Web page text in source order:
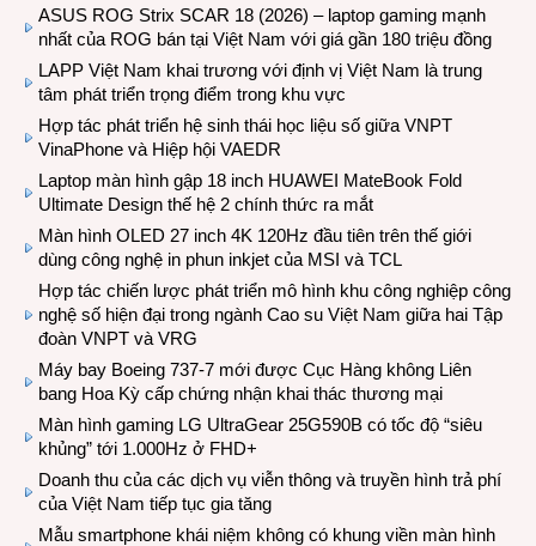
ASUS ROG Strix SCAR 18 (2026) – laptop gaming mạnh
nhất của ROG bán tại Việt Nam với giá gần 180 triệu đồng
LAPP Việt Nam khai trương với định vị Việt Nam là trung
tâm phát triển trọng điểm trong khu vực
Hợp tác phát triển hệ sinh thái học liệu số giữa VNPT
VinaPhone và Hiệp hội VAEDR
Laptop màn hình gập 18 inch HUAWEI MateBook Fold
Ultimate Design thế hệ 2 chính thức ra mắt
Màn hình OLED 27 inch 4K 120Hz đầu tiên trên thế giới
dùng công nghệ in phun inkjet của MSI và TCL
Hợp tác chiến lược phát triển mô hình khu công nghiệp công
nghệ số hiện đại trong ngành Cao su Việt Nam giữa hai Tập
đoàn VNPT và VRG
Máy bay Boeing 737-7 mới được Cục Hàng không Liên
bang Hoa Kỳ cấp chứng nhận khai thác thương mại
Màn hình gaming LG UltraGear 25G590B có tốc độ “siêu
khủng” tới 1.000Hz ở FHD+
Doanh thu của các dịch vụ viễn thông và truyền hình trả phí
của Việt Nam tiếp tục gia tăng
Mẫu smartphone khái niệm không có khung viền màn hình